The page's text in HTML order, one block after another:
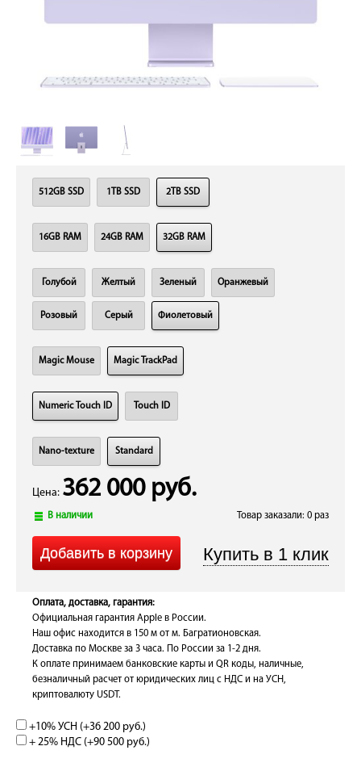
512GB SSD 1TB SSD 2TB SSD
16GB RAM 24GB RAM 32GB RAM
Голубой Желтый Зеленый Оранжевый
Розовый Серый Фиолетовый
Magic Mouse Magic TrackPad
Numeric Touch ID Touch ID
Nano-texture Standard
Цена: 362 000 руб.
В наличии Товар заказали: 0 раз
Оплата, доставка, гарантия:
Официальная гарантия Apple в России.
Наш офис находится в 150 м от м. Багратионовская.
Доставка по Москве за 3 часа. По России за 1-2 дня.
К оплате принимаем банковские карты и QR коды, наличные,
безналичный расчет от юридических лиц с НДС и на УСН,
криптовалюту USDT.
+10% УСН (+36 200 руб.)
+ 25% НДС (+90 500 руб.)